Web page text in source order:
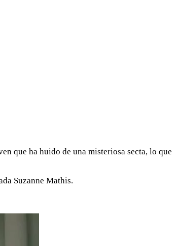
que ha huido de una misteriosa secta, lo que
Suzanne Mathis.